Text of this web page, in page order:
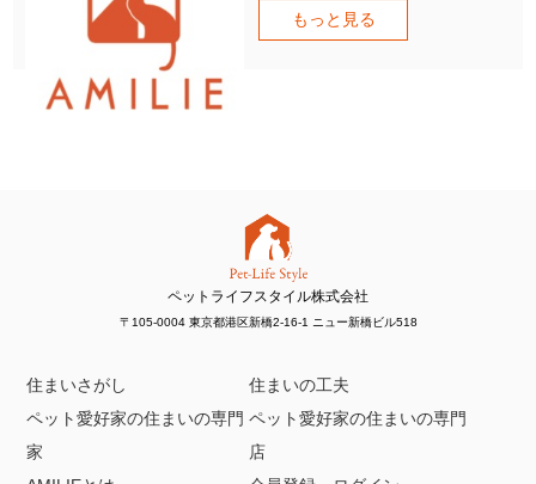
もっと見る
ペットライフスタイル株式会社
〒105-0004 東京都港区新橋2-16-1 ニュー新橋ビル518
住まいさがし
住まいの工夫
ペット愛好家の住まいの専門
家
ペット愛好家の住まいの専門
店